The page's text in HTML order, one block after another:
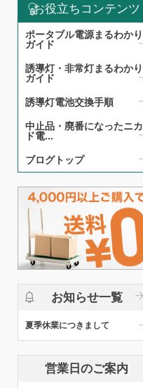
お役立ちコンテンツ
ポータブル電源まるわかり
ガイド​
誘導灯・非常灯まるわかり
ガイド​
誘導灯電池交換手順​
中止品・廃番になったニカ
ド電...
ブログトップ
お知らせ一覧
夏季休業につきまして
営業日のご案内